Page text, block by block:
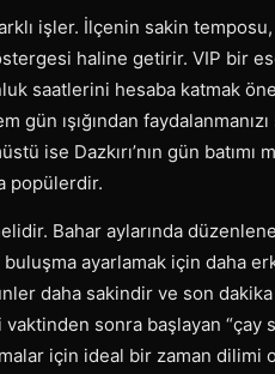
işler. İlçenin sakin
haline getirir. VIP bir
saatlerini hesaba katmak
gün ışığından
ise Dazkırı’nın gün batımı
popülerdir.
Bahar aylarında
ayarlamak için daha
daha sakindir ve son dakika
sonra başlayan “çay
için ideal bir zaman dilimi